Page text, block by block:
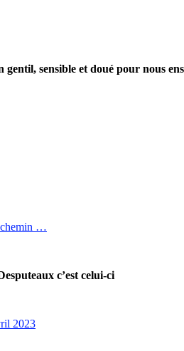
sensible et doué pour nous
chemin …
c’est celui-ci
2023